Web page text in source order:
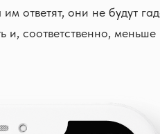
ответят, они не будут
соответственно, меньше